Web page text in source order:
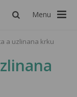
Menu
a uzlinana krku